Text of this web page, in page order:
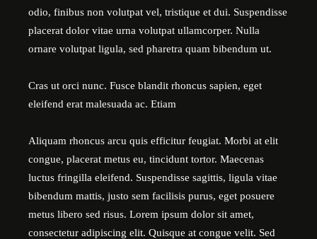
odio, finibus non volutpat vel, tristique et dui. Suspendisse
placerat dolor vitae urna volutpat ullamcorper. Nulla
ornare volutpat ligula, sed pharetra quam bibendum ut.
Cras ut orci nunc. Fusce blandit rhoncus sapien, eget
eleifend erat malesuada ac. Etiam
Aliquam rhoncus arcu quis efficitur feugiat. Morbi at elit
congue, placerat metus eu, tincidunt tortor. Maecenas
luctus fringilla eleifend. Suspendisse sagittis, ligula vitae
bibendum mattis, justo sem facilisis purus, eget posuere
metus libero sed risus. Lorem ipsum dolor sit amet,
consectetur adipiscing elit. Quisque at congue velit. Sed